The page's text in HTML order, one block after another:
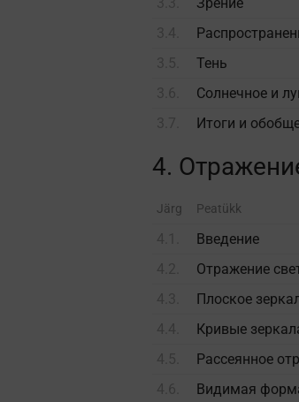
Тень
Солнечное и
Итоги и
4.
Järg Peatükk
Введение
Отражение
Плоское
Кривые
Рассеянное
Видимая